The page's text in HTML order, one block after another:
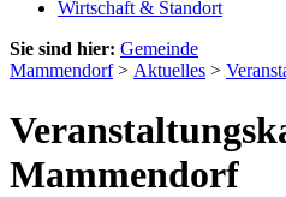
Wirtschaft & Standort
Sie sind hier: Gemeinde
Mammendorf> Aktuelles >
Mammendorf